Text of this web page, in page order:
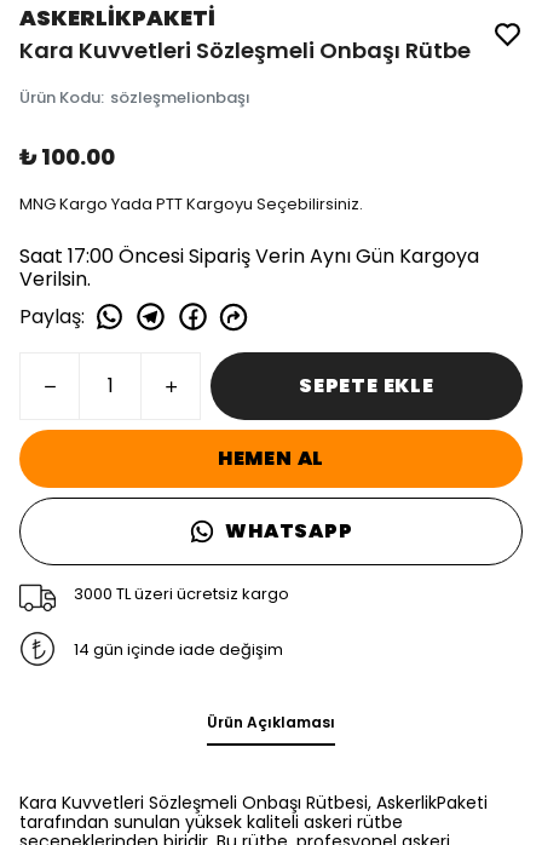
ASKERLİKPAKETİ
Kara Kuvvetleri Sözleşmeli Onbaşı Rütbe
Ürün Kodu: sözleşmelionbaşı
₺ 100.00
MNG Kargo Yada PTT Kargoyu Seçebilirsiniz.
Saat 17:00 Öncesi Sipariş Verin Aynı Gün Kargoya
Verilsin.
Paylaş:
SEPETE EKLE
HEMEN AL
WHATSAPP
3000 TL üzeri ücretsiz kargo
14 gün içinde iade değişim
Ürün Açıklaması
Kara Kuvvetleri Sözleşmeli Onbaşı Rütbesi, AskerlikPaketi
tarafından sunulan yüksek kaliteli askeri rütbe